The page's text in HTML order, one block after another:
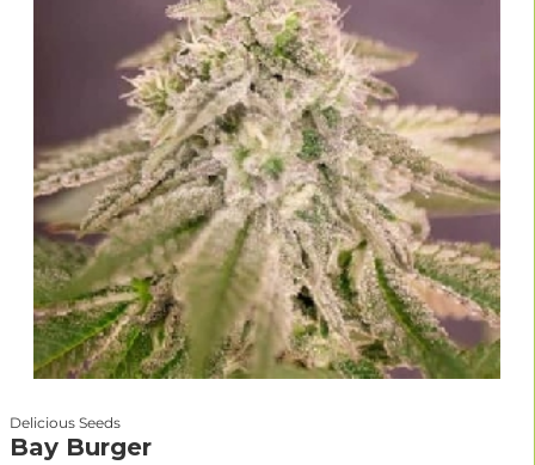
Delicious Seeds
Bay Burger